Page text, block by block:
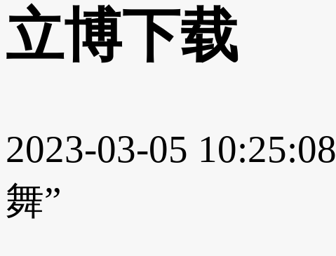
立博下载
2023-03-05 10:25:08
舞”